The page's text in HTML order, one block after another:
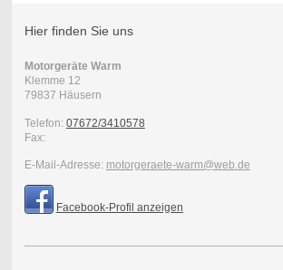
Hier finden Sie uns
Motorgeräte Warm
Klemme 12
79837 Häusern
Telefon: 07672/3410578
Fax:
E-Mail-Adresse: motorgeraete-warm@web.de
Facebook-Profil anzeigen